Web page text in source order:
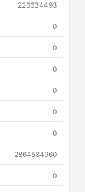
226634493
0
0
0
0
0
0
2864584960
0